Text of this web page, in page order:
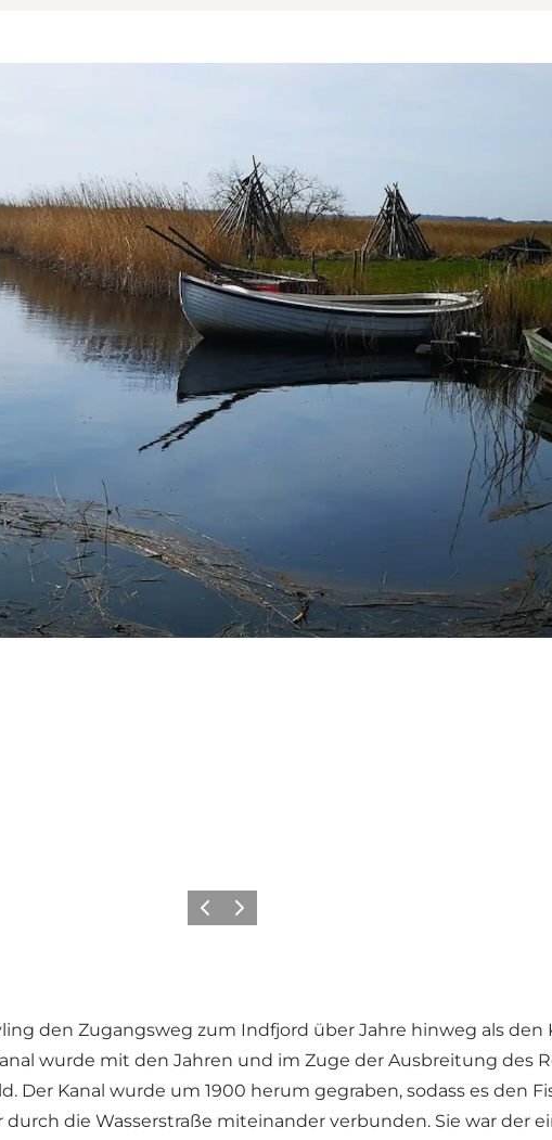
ZurückWeiter
den Zugangsweg zum Indfjord über Jahre hinweg als den
wurde mit den Jahren und im Zuge der Ausbreitung des
Der Kanal wurde um 1900 herum gegraben, sodass es den
die Wasserstraße miteinander verbunden. Sie war der